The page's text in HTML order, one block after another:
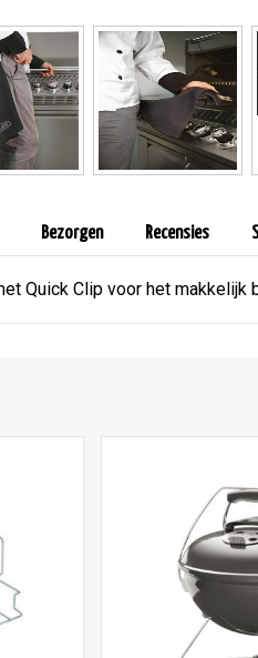
Bezorgen Recensies
Quick Clip voor het